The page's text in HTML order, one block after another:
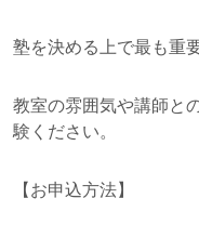
塾を決める上で最も重
教室の雰囲気や講師と
験ください。
【お申込方法】